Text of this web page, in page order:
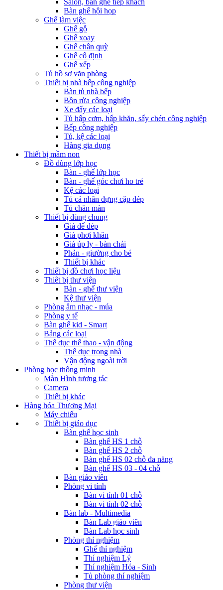
Salon, bàn ghế tiếp khách
Bàn ghế hội họp
Ghế làm việc
Ghế gỗ
Ghế xoay
Ghế chân quỳ
Ghế cố định
Ghế xếp
Tủ hồ sơ văn phòng
Thiết bị nhà bếp công nghiệp
Bàn tủ nhà bếp
Bồn rửa công nghiệp
Xe đẩy các loại
Tủ hấp cơm, hấp khăn, sấy chén công nghiệp
Bếp công nghiệp
Tủ, kệ các loại
Hàng gia dụng
Thiết bị mầm non
Đồ dùng lớp học
Bàn - ghế lớp học
Bàn - ghế góc chơi ho trẻ
Kệ các loại
Tủ cá nhân đựng cặp dép
Tủ chăn màn
Thiết bị dùng chung
Giá để dép
Giá phơi khăn
Giá úp ly - bàn chải
Phản - giường cho bé
Thiết bị khác
Thiết bị đồ chơi học liệu
Thiêt bị thư viện
Bàn - ghế thư viện
Kệ thư viện
Phòng âm nhạc - múa
Phòng y tế
Bàn ghế kid - Smart
Bảng các loại
Thể dục thể thao - vận động
Thể dục trong nhà
Vận động ngoài trời
Phòng học thông minh
Màn Hình tương tác
Camera
Thiết bị khác
Hàng hóa Thương Mại
Máy chiếu
Thiết bị giáo dục
Bàn ghế học sinh
Bàn ghế HS 1 chỗ
Bàn ghế HS 2 chỗ
Bàn ghế HS 02 chỗ đa năng
Bàn ghế HS 03 - 04 chỗ
Bàn giáo viên
Phòng vi tính
Bàn vi tính 01 chỗ
Bàn vi tính 02 chỗ
Bàn lab - Multimedia
Bàn Lab giáo viên
Bàn Lab học sinh
Phòng thí nghiệm
Ghế thí nghiệm
Thí nghiệm Lý
Thí nghiệm Hóa - Sinh
Tủ phòng thí nghiệm
Phòng thư viện